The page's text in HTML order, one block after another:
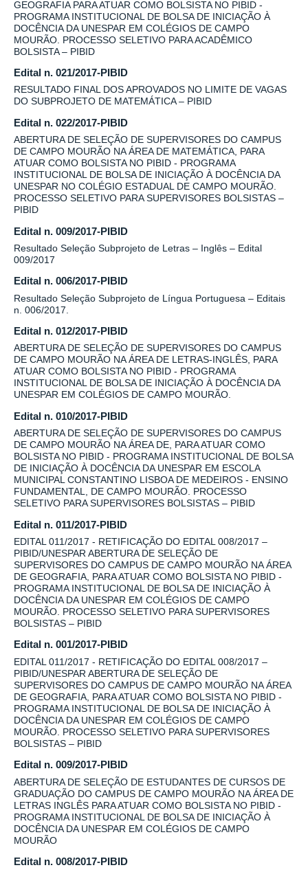
GEOGRAFIA PARA ATUAR COMO BOLSISTA NO PIBID -
PROGRAMA INSTITUCIONAL DE BOLSA DE INICIAÇÃO À
DOCÊNCIA DA UNESPAR EM COLÉGIOS DE CAMPO
MOURÃO. PROCESSO SELETIVO PARA ACADÊMICO
BOLSISTA – PIBID
Edital n. 021/2017-PIBID
RESULTADO FINAL DOS APROVADOS NO LIMITE DE VAGAS
DO SUBPROJETO DE MATEMÁTICA – PIBID
Edital n. 022/2017-PIBID
ABERTURA DE SELEÇÃO DE SUPERVISORES DO CAMPUS
DE CAMPO MOURÃO NA ÁREA DE MATEMÁTICA, PARA
ATUAR COMO BOLSISTA NO PIBID - PROGRAMA
INSTITUCIONAL DE BOLSA DE INICIAÇÃO À DOCÊNCIA DA
UNESPAR NO COLÉGIO ESTADUAL DE CAMPO MOURÃO.
PROCESSO SELETIVO PARA SUPERVISORES BOLSISTAS –
PIBID
Edital n. 009/2017-PIBID
Resultado Seleção Subprojeto de Letras – Inglês – Edital
009/2017
Edital n. 006/2017-PIBID
Resultado Seleção Subprojeto de Língua Portuguesa – Editais
n. 006/2017.
Edital n. 012/2017-PIBID
ABERTURA DE SELEÇÃO DE SUPERVISORES DO CAMPUS
DE CAMPO MOURÃO NA ÁREA DE LETRAS-INGLÊS, PARA
ATUAR COMO BOLSISTA NO PIBID - PROGRAMA
INSTITUCIONAL DE BOLSA DE INICIAÇÃO À DOCÊNCIA DA
UNESPAR EM COLÉGIOS DE CAMPO MOURÃO.
Edital n. 010/2017-PIBID
ABERTURA DE SELEÇÃO DE SUPERVISORES DO CAMPUS
DE CAMPO MOURÃO NA ÁREA DE, PARA ATUAR COMO
BOLSISTA NO PIBID - PROGRAMA INSTITUCIONAL DE BOLSA
DE INICIAÇÃO À DOCÊNCIA DA UNESPAR EM ESCOLA
MUNICIPAL CONSTANTINO LISBOA DE MEDEIROS - ENSINO
FUNDAMENTAL, DE CAMPO MOURÃO. PROCESSO
SELETIVO PARA SUPERVISORES BOLSISTAS – PIBID
Edital n. 011/2017-PIBID
EDITAL 011/2017 - RETIFICAÇÃO DO EDITAL 008/2017 –
PIBID/UNESPAR ABERTURA DE SELEÇÃO DE
SUPERVISORES DO CAMPUS DE CAMPO MOURÃO NA ÁREA
DE GEOGRAFIA, PARA ATUAR COMO BOLSISTA NO PIBID -
PROGRAMA INSTITUCIONAL DE BOLSA DE INICIAÇÃO À
DOCÊNCIA DA UNESPAR EM COLÉGIOS DE CAMPO
MOURÃO. PROCESSO SELETIVO PARA SUPERVISORES
BOLSISTAS – PIBID
Edital n. 001/2017-PIBID
EDITAL 011/2017 - RETIFICAÇÃO DO EDITAL 008/2017 –
PIBID/UNESPAR ABERTURA DE SELEÇÃO DE
SUPERVISORES DO CAMPUS DE CAMPO MOURÃO NA ÁREA
DE GEOGRAFIA, PARA ATUAR COMO BOLSISTA NO PIBID -
PROGRAMA INSTITUCIONAL DE BOLSA DE INICIAÇÃO À
DOCÊNCIA DA UNESPAR EM COLÉGIOS DE CAMPO
MOURÃO. PROCESSO SELETIVO PARA SUPERVISORES
BOLSISTAS – PIBID
Edital n. 009/2017-PIBID
ABERTURA DE SELEÇÃO DE ESTUDANTES DE CURSOS DE
GRADUAÇÃO DO CAMPUS DE CAMPO MOURÃO NA ÁREA DE
LETRAS INGLÊS PARA ATUAR COMO BOLSISTA NO PIBID -
PROGRAMA INSTITUCIONAL DE BOLSA DE INICIAÇÃO À
DOCÊNCIA DA UNESPAR EM COLÉGIOS DE CAMPO
MOURÃO
Edital n. 008/2017-PIBID